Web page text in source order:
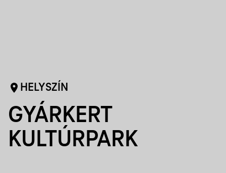
HELYSZÍN
GYÁRKERT
KULTÚRPARK